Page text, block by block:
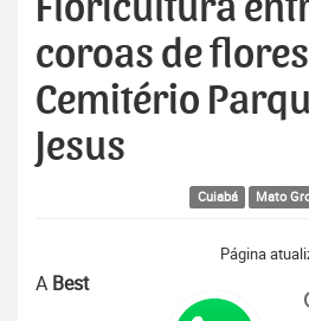
Floricultura
coroas de
Cemitério
Jesus
Cuiabá Mato
Página
A Best